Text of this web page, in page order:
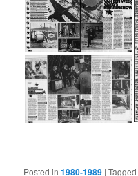
Posted in 1980-1989 |Tagged